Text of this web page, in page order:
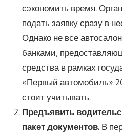
сэкономить время.
подать заявку сразу в
Однако не все
банками,
средства в рамках
«Первый автомобиль»
стоит учитывать.
Предъявить
пакет документов.В